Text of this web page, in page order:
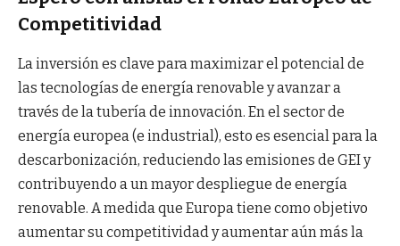
Competitividad
La inversión es clave para maximizar el potencial de
las tecnologías de energía renovable y avanzar a
través de la tubería de innovación. En el sector de
energía europea (e industrial), esto es esencial para la
descarbonización, reduciendo las emisiones de GEI y
contribuyendo a un mayor despliegue de energía
renovable. A medida que Europa tiene como objetivo
aumentar su competitividad y aumentar aún más la